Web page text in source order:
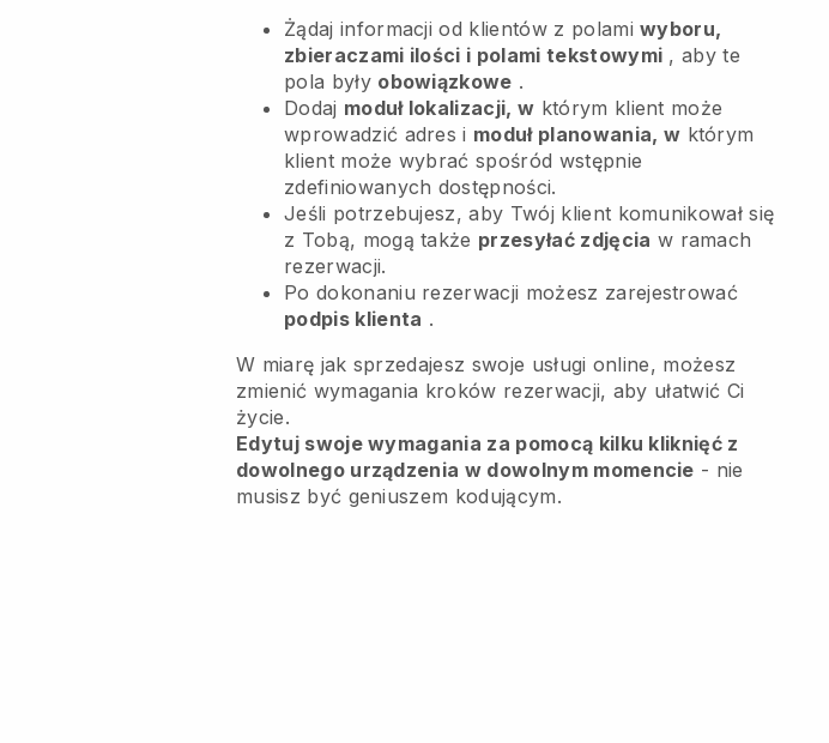
Żądaj informacji od klientów z polamiwyboru,
zbieraczami ilości i polami tekstowymi , aby te
pola były obowiązkowe .
Dodaj moduł lokalizacji, w którym klient może
wprowadzić adres i moduł planowania, w którym
klient może wybrać spośród wstępnie
zdefiniowanych dostępności.
Jeśli potrzebujesz, aby Twój klient komunikował się
z Tobą, mogą także przesyłać zdjęcia w ramach
rezerwacji.
Po dokonaniu rezerwacji możesz zarejestrować
podpis klienta .
W miarę jak sprzedajesz swoje usługi online, możesz
zmienić wymagania kroków rezerwacji, aby ułatwić Ci
życie.
Edytuj swoje wymagania za pomocą kilku kliknięć z
dowolnego urządzenia w dowolnym momencie - nie
musisz być geniuszem kodującym.